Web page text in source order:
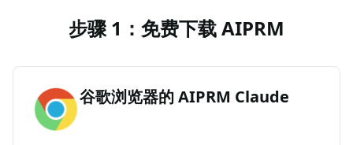
步骤 1：免费下载 AIPRM
谷歌浏览器的 AIPRM Claude